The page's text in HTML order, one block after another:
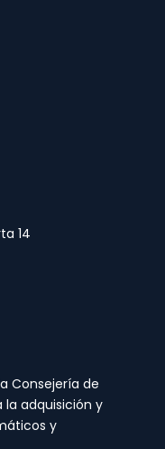
14
Consejería de
la adquisición y
y